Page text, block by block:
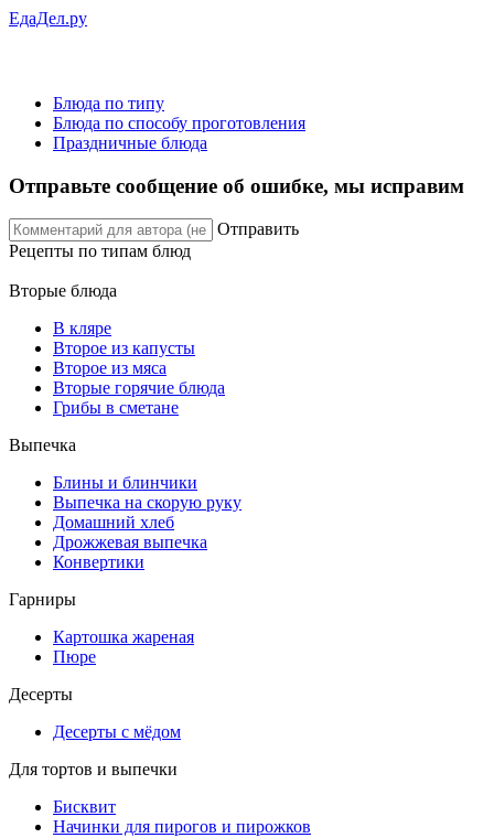
ЕдаДел.ру
Блюда по типу
Блюда по способу проготовления
Праздничные блюда
Отправьте сообщение об ошибке, мы исправим
Отправить
Рецепты по типам блюд
Вторые блюда
В кляре
Второе из капусты
Второе из мяса
Вторые горячие блюда
Грибы в сметане
Выпечка
Блины и блинчики
Выпечка на скорую руку
Домашний хлеб
Дрожжевая выпечка
Конвертики
Гарниры
Картошка жареная
Пюре
Десерты
Десерты с мёдом
Для тортов и выпечки
Бисквит
Начинки для пирогов и пирожков